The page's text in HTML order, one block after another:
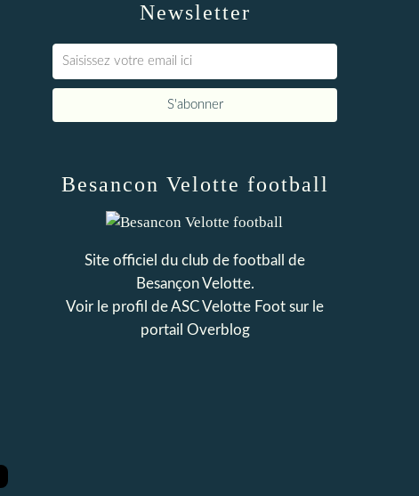
Newsletter
Besancon Velotte football
Site officiel du club de football de
Besançon Velotte.
Voir le profil deASC Velotte Foot sur le
portail Overblog